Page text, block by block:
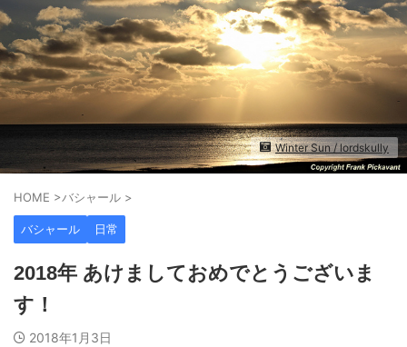
Winter Sun / lordskully
HOME >バシャール >
バシャール 日常
2018年 あけましておめでとうございま
す！
2018年1月3日